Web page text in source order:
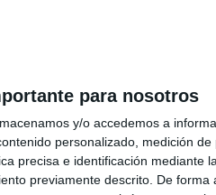
para nosotros
y/o accedemos a
personalizado, medición
precisa e identificación
previamente descrito. De